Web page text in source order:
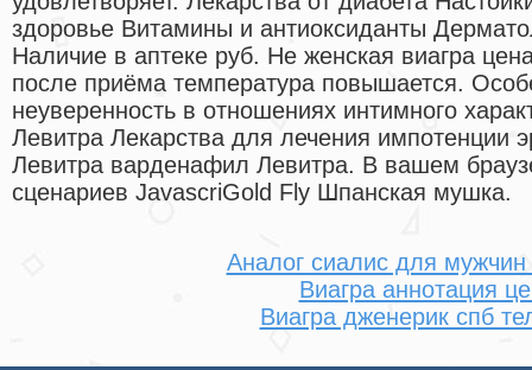
здоровье Витамины и антиоксиданты
Наличие в аптеке руб. Не женская виагра
после приёма температура повышается.
неуверенность в отношениях интимного
Левитра Лекарства для лечения импотенции
Левитра варденафил Левитра. В вашем
сценариев JavascriGold Fly Шпанская мушка.
Аналог сиалис для мужчин
Виагра аннотация
Виагра дженерик спб